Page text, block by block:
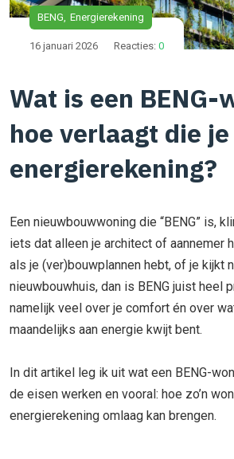
BENG Energierekening
16 januari 2026 Reacties: 0
Wat is een BENG-
hoe verlaagt die je
energierekening?
Een nieuwbouwwoning die “BENG” is,
iets dat alleen je architect of aannemer
als je (ver)bouwplannen hebt, of je kijkt
nieuwbouwhuis, dan is BENG juist heel
namelijk veel over je comfort én over
maandelijks aan energie kwijt bent.
In dit artikel leg ik uit wat een BENG-
de eisen werken en vooral: hoe zo’n
energierekening omlaag kan brengen.